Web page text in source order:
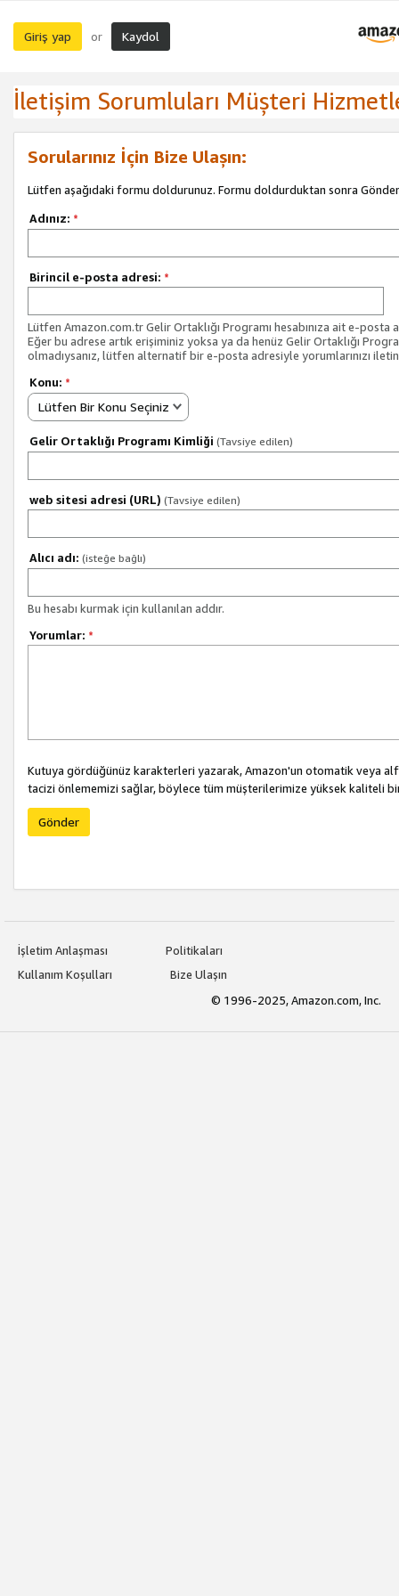
Giriş yap or Kaydol
İletişim Sorumluları Müşteri
Sorularınız İçin Bize Ulaşın:
Lütfen aşağıdaki formu doldurunuz. Formu doldurduktan sonra Gönder
Adınız: *
Birincil e-posta adresi: *
Lütfen Amazon.com.tr Gelir Ortaklığı Programı hesabınıza ait e-posta
Eğer bu adrese artık erişiminiz yoksa ya da henüz Gelir Ortaklığı
olmadıysanız, lütfen alternatif bir e-posta adresiyle yorumlarınızı
Konu: *
Lütfen Bir Konu Seçiniz
Gelir Ortaklığı Programı Kimliği (Tavsiye edilen)
web sitesi adresi (URL) (Tavsiye edilen)
Alıcı adı: (isteğe bağlı)
Bu hesabı kurmak için kullanılan addır.
Yorumlar: *
Kutuya gördüğünüz karakterleri yazarak, Amazon'un otomatik veya
tacizi önlememizi sağlar, böylece tüm müşterilerimize yüksek kaliteli
Gönder
İşletim Anlaşması
Politikaları
Kullanım Koşulları
Bize Ulaşın
© 1996-2025, Amazon.com, Inc.